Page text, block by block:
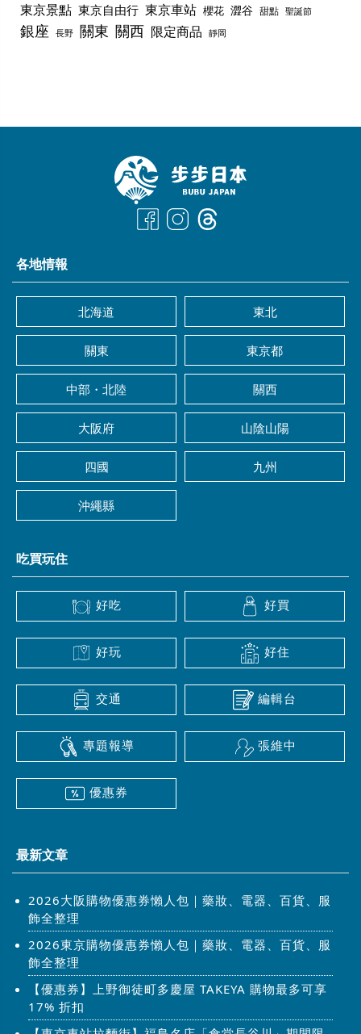
東京景點 東京自由行 東京車站 櫻花 澀谷 甜點 聖誕節
銀座 長野 關東 關西 限定商品 靜岡
各地情報
北海道 東北
關東 東京都
中部・北陸 關西
大阪府 山陰山陽
四國 九州
沖繩縣
吃買玩住
好吃 好買
好玩 好住
交通 編輯台
專題報導 張維中
優惠券
最新文章
2026大阪購物優惠券懶人包｜藥妝、電器、百貨、服
飾全整理
2026東京購物優惠券懶人包｜藥妝、電器、百貨、服
飾全整理
【優惠券】上野御徒町多慶屋 TAKEYA 購物最多可享
17% 折扣